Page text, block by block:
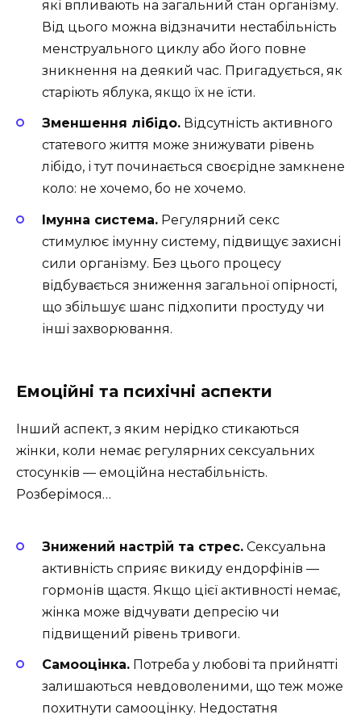
які впливають на загальний стан організму.
Від цього можна відзначити нестабільність
менструального циклу або його повне
зникнення на деякий час. Пригадується, як
старіють яблука, якщо їх не їсти.
Зменшення лібідо. Відсутність активного
статевого життя може знижувати рівень
лібідо, і тут починається своєрідне замкнене
коло: не хочемо, бо не хочемо.
Імунна система. Регулярний секс
стимулює імунну систему, підвищує захисні
сили організму. Без цього процесу
відбувається зниження загальної опірності,
що збільшує шанс підхопити простуду чи
інші захворювання.
Емоційні та психічні аспекти
Інший аспект, з яким нерідко стикаються
жінки, коли немає регулярних сексуальних
стосунків — емоційна нестабільність.
Розберімося…
Знижений настрій та стрес. Сексуальна
активність сприяє викиду ендорфінів —
гормонів щастя. Якщо цієї активності немає,
жінка може відчувати депресію чи
підвищений рівень тривоги.
Самооцінка. Потреба у любові та прийнятті
залишаються невдоволеними, що теж може
похитнути самооцінку. Недостатня